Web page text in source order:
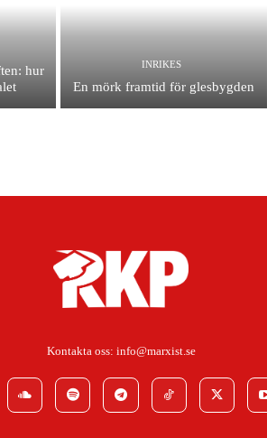
hur
INRIKES
En mörk framtid för glesbygden
Kontakta oss: info@marxist.se